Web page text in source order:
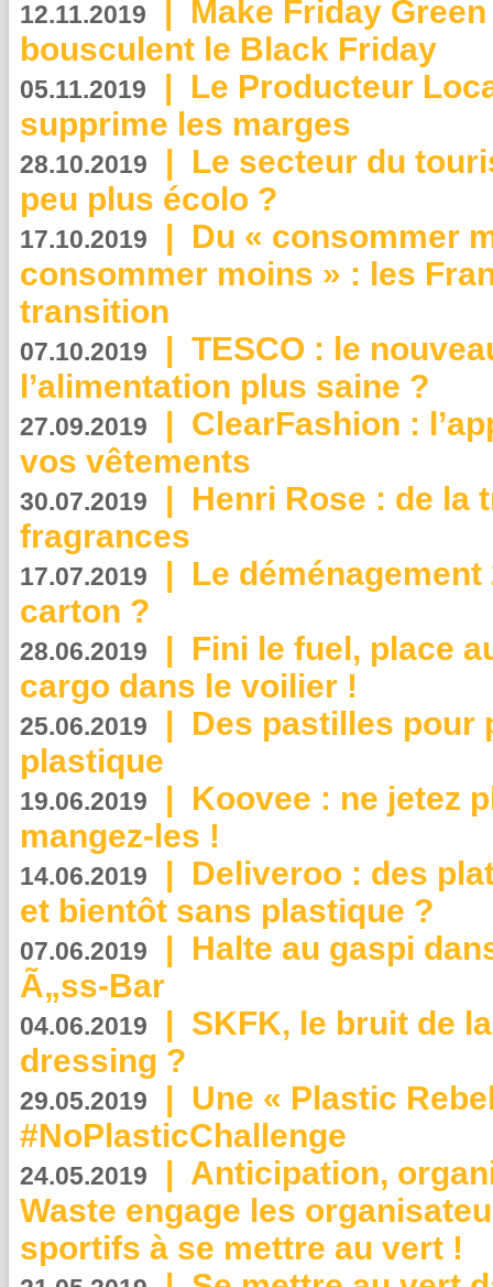
12.11.2019 | Make Friday
bousculent le Black Friday
05.11.2019 | Le Producteur
supprime les marges
28.10.2019 | Le secteur du
peu plus écolo ?
17.10.2019 | Du « consommer
consommer moins » : les
transition
07.10.2019 | TESCO : le
l’alimentation plus saine ?
27.09.2019 | ClearFashion :
vos vêtements
30.07.2019 | Henri Rose : de la
fragrances
17.07.2019 | Le
carton ?
28.06.2019 | Fini le fuel, place
cargo dans le voilier !
25.06.2019 | Des pastilles pour
plastique
19.06.2019 | Koovee : ne jetez
mangez-les !
14.06.2019 | Deliveroo : des
et bientôt sans plastique ?
07.06.2019 | Halte au gaspi
Ã„ss-Bar
04.06.2019 | SKFK, le bruit de
dressing ?
29.05.2019 | Une « Plastic
#NoPlasticChallenge
24.05.2019 | Anticipation,
Waste engage les
sportifs à se mettre au vert !